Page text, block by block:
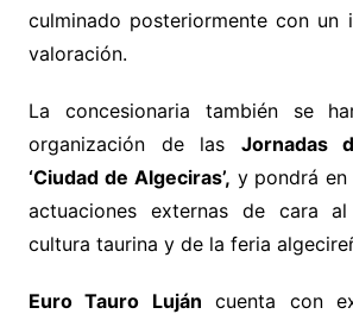
culminado posteriormente con un
valoración.
La concesionaria también se
organización de las Jornadas
‘Ciudad de Algeciras’, y pondrá
actuaciones externas de cara
cultura taurina y de la feria
Euro Tauro Luján cuenta con